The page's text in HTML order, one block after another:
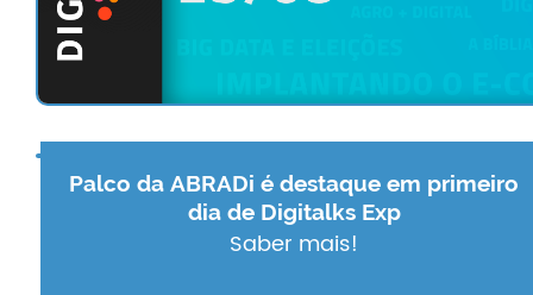
Palco da ABRADi é destaque em primeiro
dia de Digitalks Exp
Saber mais!